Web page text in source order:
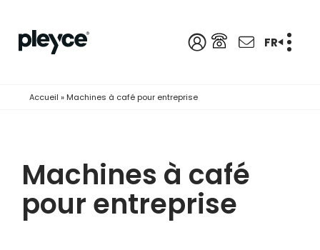
FR
Accueil » Machines à café pour entreprise
Machines à café
pour entreprise